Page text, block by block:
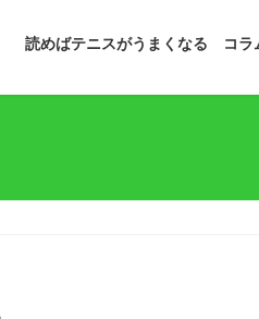
読めばテニスがうまくなる コラ